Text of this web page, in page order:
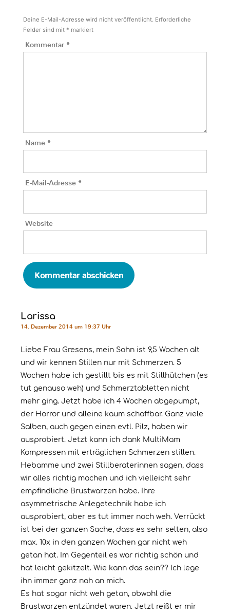
Deine E-Mail-Adresse wird nicht veröffentlicht. Erforderliche
Felder sind mit * markiert
Kommentar *
Name *
E-Mail-Adresse *
Website
Larissa
14. Dezember 2014 um 19:37 Uhr
Liebe Frau Gresens, mein Sohn ist 9,5 Wochen alt
und wir kennen Stillen nur mit Schmerzen. 5
Wochen habe ich gestillt bis es mit Stillhütchen (es
tut genauso weh) und Schmerztabletten nicht
mehr ging. Jetzt habe ich 4 Wochen abgepumpt,
der Horror und alleine kaum schaffbar. Ganz viele
Salben, auch gegen einen evtl. Pilz, haben wir
ausprobiert. Jetzt kann ich dank MultiMam
Kompressen mit erträglichen Schmerzen stillen.
Hebamme und zwei Stillberaterinnen sagen, dass
wir alles richtig machen und ich vielleicht sehr
empfindliche Brustwarzen habe. Ihre
asymmetrische Anlegetechnik habe ich
ausprobiert, aber es tut immer noch weh. Verrückt
ist bei der ganzen Sache, dass es sehr selten, also
max. 10x in den ganzen Wochen gar nicht weh
getan hat. Im Gegenteil es war richtig schön und
hat leicht gekitzelt. Wie kann das sein?? Ich lege
ihn immer ganz nah an mich.
Es hat sogar nicht weh getan, obwohl die
Brustwarzen entzündet waren. Jetzt reißt er mir